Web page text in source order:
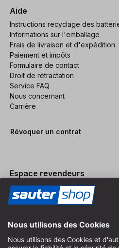
Aide
Instructions recyclage des
Informations sur l'emballage
Frais de livraison et d'expédition
Paiement et impôts
Formulaire de contact
Droit de rétractation
Service FAQ
Nous concernant
Carrière
Révoquer un contrat
Espace revendeurs
Devenir revendeur